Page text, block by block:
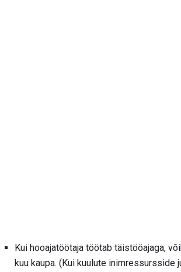
Kui hooajatöötaja töötab täistööajaga,
kuu kaupa. (Kui kuulute